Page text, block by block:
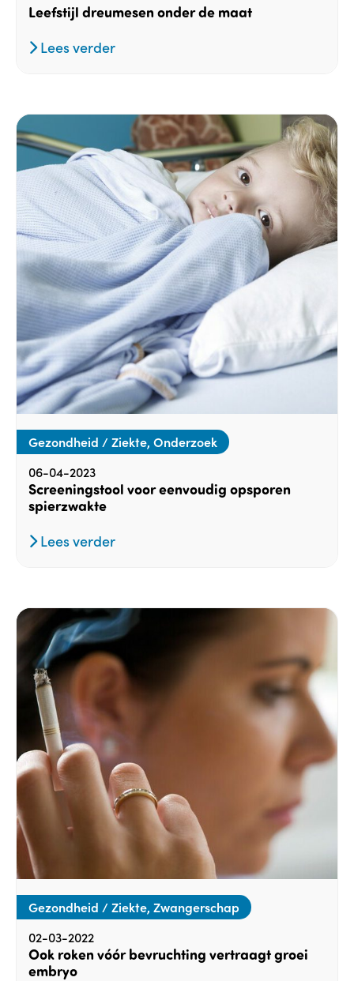
Leefstijl dreumesen onder de maat
Lees verder
Gezondheid / Ziekte, Onderzoek
06-04-2023
Screeningstool voor eenvoudig opsporen
spierzwakte
Lees verder
Gezondheid / Ziekte, Zwangerschap
02-03-2022
Ook roken vóór bevruchting vertraagt groei
embryo